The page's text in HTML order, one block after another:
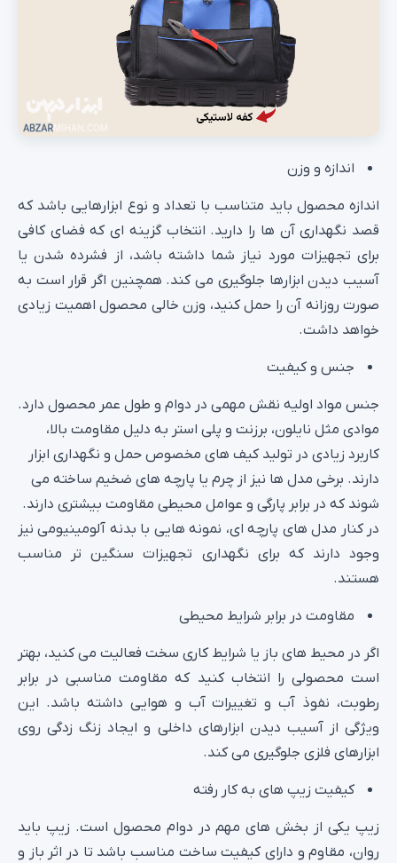
اندازه و وزن
اندازه محصول باید متناسب با تعداد و نوع ابزارهایی باشد که
قصد نگهداری آن‌ ها را دارید. انتخاب گزینه‌ ای که فضای کافی
برای تجهیزات مورد نیاز شما داشته باشد، از فشرده شدن یا
آسیب دیدن ابزارها جلوگیری می‌ کند. همچنین اگر قرار است به‌
صورت روزانه آن را حمل کنید، وزن خالی محصول اهمیت زیادی
خواهد داشت.
جنس و کیفیت
جنس مواد اولیه نقش مهمی در دوام و طول عمر محصول دارد.
موادی مثل نایلون، برزنت و پلی‌ استر به دلیل مقاومت بالا،
کاربرد زیادی در تولید کیف های مخصوص حمل و نگهداری ابزار
دارند. برخی مدل‌ ها نیز از چرم یا پارچه‌ های ضخیم ساخته می‌
شوند که در برابر پارگی و عوامل محیطی مقاومت بیشتری دارند.
در کنار مدل‌ های پارچه‌ ای، نمونه‌ هایی با بدنه آلومینیومی نیز
وجود دارند که برای نگهداری تجهیزات سنگین‌ تر مناسب
هستند.
مقاومت در برابر شرایط محیطی
اگر در محیط‌ های باز یا شرایط کاری سخت فعالیت می‌ کنید، بهتر
است محصولی را انتخاب کنید که مقاومت مناسبی در برابر
رطوبت، نفوذ آب و تغییرات آب‌ و هوایی داشته باشد. این
ویژگی از آسیب دیدن ابزارهای داخلی و ایجاد زنگ‌ زدگی روی
ابزارهای فلزی جلوگیری می‌ کند.
کیفیت زیپ‌ های به کار رفته
زیپ یکی از بخش‌ های مهم در دوام محصول است. زیپ باید
روان، مقاوم و دارای کیفیت ساخت مناسب باشد تا در اثر باز و